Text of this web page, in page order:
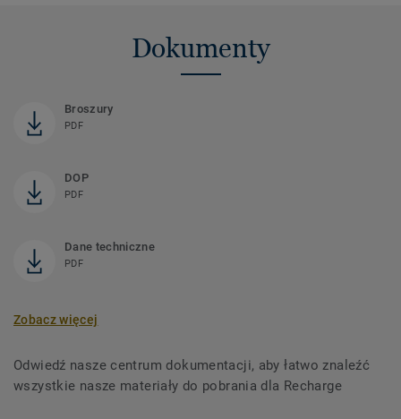
Dokumenty
Broszury
PDF
DOP
PDF
Dane techniczne
PDF
Zobacz więcej
Odwiedź nasze centrum dokumentacji, aby łatwo znaleźć
wszystkie nasze materiały do ​​pobrania dla Recharge